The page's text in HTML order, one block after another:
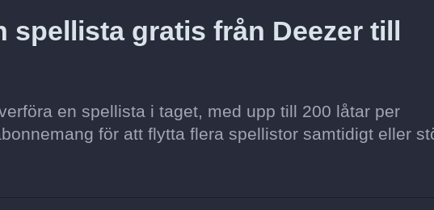
spellista gratis från Deezer till
en spellista i taget, med upp till 200 låtar per
för att flytta flera spellistor samtidigt eller